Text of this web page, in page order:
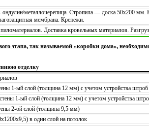
ондулин/металлочерепица. Стропила — доска 50х200
мембрана. Крепежи.
Доставка кровельных материалов.
этапа, так называемой «коробки дома»,
отделку
1-ый слой (толщина 12 мм) с учетом устройства штроб
1-ый слой (толщина 12 мм) с учетом устройства
2-ой слой (толщина 9,5 мм)
в один слой на потолок